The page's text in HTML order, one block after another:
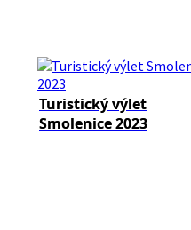
Turistický výlet
Smolenice 2023